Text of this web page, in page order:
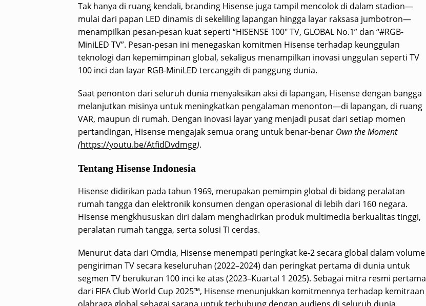
Tak hanya di ruang kendali, branding Hisense juga tampil mencolok di dalam stadion—
mulai dari papan LED dinamis di sekeliling lapangan hingga layar raksasa jumbotron—
menampilkan pesan-pesan kuat seperti “HISENSE 100″ TV, GLOBAL No.1” dan “#RGB-
MiniLED TV”. Pesan-pesan ini menegaskan komitmen Hisense terhadap keunggulan
teknologi dan kepemimpinan global, sekaligus menampilkan inovasi unggulan seperti TV
100 inci dan layar RGB-MiniLED tercanggih di panggung dunia.
Saat penonton dari seluruh dunia menyaksikan aksi di lapangan, Hisense dengan bangga
melanjutkan misinya untuk meningkatkan pengalaman menonton—di lapangan, di ruang
VAR, maupun di rumah. Dengan inovasi layar yang menjadi pusat dari setiap momen
pertandingan, Hisense mengajak semua orang untuk benar-benar Own the Moment
(https://youtu.be/AtfidDvdmgg).
Tentang Hisense Indonesia
Hisense didirikan pada tahun 1969, merupakan pemimpin global di bidang peralatan
rumah tangga dan elektronik konsumen dengan operasional di lebih dari 160 negara.
Hisense mengkhususkan diri dalam menghadirkan produk multimedia berkualitas tinggi,
peralatan rumah tangga, serta solusi TI cerdas.
Menurut data dari Omdia, Hisense menempati peringkat ke-2 secara global dalam volume
pengiriman TV secara keseluruhan (2022–2024) dan peringkat pertama di dunia untuk
segmen TV berukuran 100 inci ke atas (2023–Kuartal 1 2025). Sebagai mitra resmi pertama
dari FIFA Club World Cup 2025™, Hisense menunjukkan komitmennya terhadap kemitraan